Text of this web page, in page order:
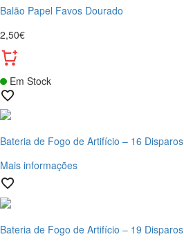
Balão Papel Favos Dourado
2,50€
Em Stock
Bateria de Fogo de Artifício – 16 Disparos
Mais informações
Bateria de Fogo de Artifício – 19 Disparos